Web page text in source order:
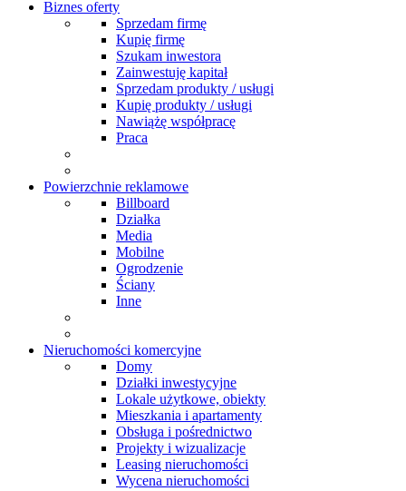
Biznes oferty
Sprzedam firmę
Kupię firmę
Szukam inwestora
Zainwestuję kapitał
Sprzedam produkty / usługi
Kupię produkty / usługi
Nawiążę współpracę
Praca
Powierzchnie reklamowe
Billboard
Działka
Media
Mobilne
Ogrodzenie
Ściany
Inne
Nieruchomości komercyjne
Domy
Działki inwestycyjne
Lokale użytkowe, obiekty
Mieszkania i apartamenty
Obsługa i pośrednictwo
Projekty i wizualizacje
Leasing nieruchomości
Wycena nieruchomości